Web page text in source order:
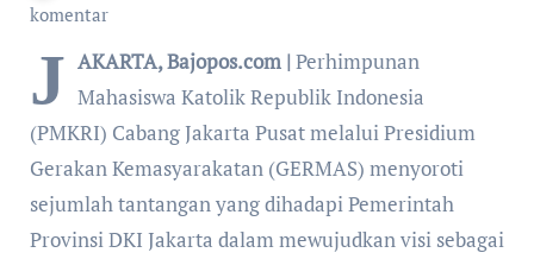
komentar
J AKARTA, Bajopos.com | Perhimpunan
Mahasiswa Katolik Republik Indonesia
(PMKRI) Cabang Jakarta Pusat melalui Presidium
Gerakan Kemasyarakatan (GERMAS) menyoroti
sejumlah tantangan yang dihadapi Pemerintah
Provinsi DKI Jakarta dalam mewujudkan visi sebagai